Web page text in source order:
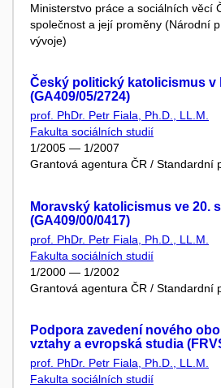
Ministerstvo práce a sociálních věcí
společnost a její proměny (Národní
vývoje)
Český politický katolicismus v
(GA409/05/2724)
prof. PhDr. Petr Fiala, Ph.D., LL.M.
Fakulta sociálních studií
1/2005 — 1/2007
Grantová agentura ČR / Standardní
Moravský katolicismus ve 20.
(GA409/00/0417)
prof. PhDr. Petr Fiala, Ph.D., LL.M.
Fakulta sociálních studií
1/2000 — 1/2002
Grantová agentura ČR / Standardní
Podpora zavedení nového
vztahy a evropská studia
prof. PhDr. Petr Fiala, Ph.D., LL.M.
Fakulta sociálních studií